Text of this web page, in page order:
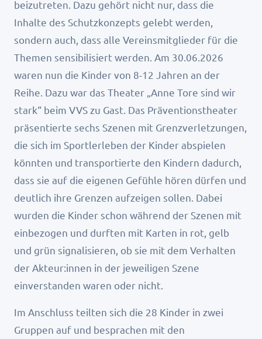
beizutreten. Dazu gehört nicht nur, dass die
Inhalte des Schutzkonzepts gelebt werden,
sondern auch, dass alle Vereinsmitglieder für die
Themen sensibilisiert werden. Am 30.06.2026
waren nun die Kinder von 8-12 Jahren an der
Reihe. Dazu war das Theater „Anne Tore sind wir
stark“ beim VVS zu Gast. Das Präventionstheater
präsentierte sechs Szenen mit Grenzverletzungen,
die sich im Sportlerleben der Kinder abspielen
könnten und transportierte den Kindern dadurch,
dass sie auf die eigenen Gefühle hören dürfen und
deutlich ihre Grenzen aufzeigen sollen. Dabei
wurden die Kinder schon während der Szenen mit
einbezogen und durften mit Karten in rot, gelb
und grün signalisieren, ob sie mit dem Verhalten
der Akteur:innen in der jeweiligen Szene
einverstanden waren oder nicht.
Im Anschluss teilten sich die 28 Kinder in zwei
Gruppen auf und besprachen mit den